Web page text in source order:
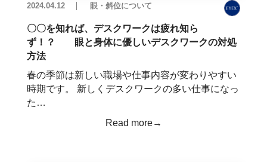
2024.04.12 眼・斜位について
〇〇を知れば、デスクワークは疲れ知ら
ず！？ 眼と身体に優しいデスクワークの対処
方法
春の季節は新しい職場や仕事内容が変わりやすい
時期です。 新しくデスクワークの多い仕事になっ
た…
Read more→